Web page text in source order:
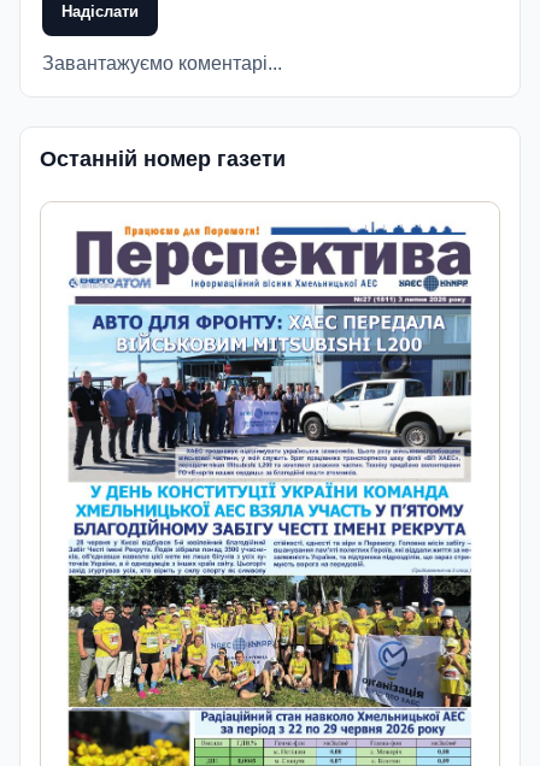
Надіслати
Завантажуємо коментарі...
Останній номер газети